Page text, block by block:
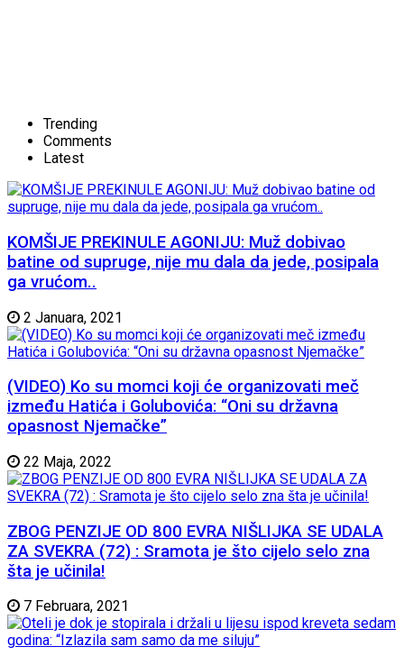
Trending
Comments
Latest
KOMŠIJE PREKINULE AGONIJU: Muž dobivao
batine od supruge, nije mu dala da jede, posipala
ga vrućom..
2 Januara, 2021
(VIDEO) Ko su momci koji će organizovati meč
između Hatića i Golubovića: “Oni su državna
opasnost Njemačke”
22 Maja, 2022
ZBOG PENZIJE OD 800 EVRA NIŠLIJKA SE UDALA
ZA SVEKRA (72) : Sramota je što cijelo selo zna
šta je učinila!
7 Februara, 2021